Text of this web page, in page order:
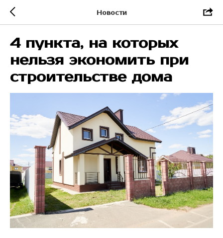
Новости
4 пункта, на которых
нельзя экономить при
строительстве дома